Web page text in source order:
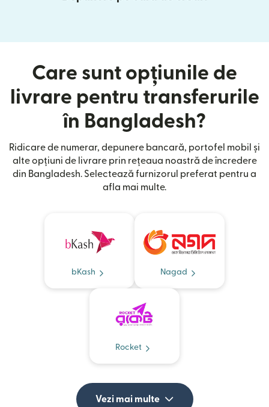
Care sunt opțiunile de
livrare pentru transferurile
în Bangladesh?
Ridicare de numerar, depunere bancară, portofel mobil și
alte opțiuni de livrare prin rețeaua noastră de încredere
din Bangladesh. Selectează furnizorul preferat pentru a
afla mai multe.
bKash Nagad
Rocket
Vezi mai multe